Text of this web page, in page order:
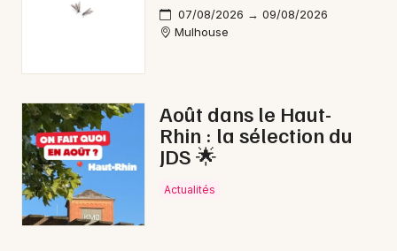
07/08/2026 → 09/08/2026
Mulhouse
Août dans le Haut-
Rhin : la sélection du
JDS 🌟
Actualités